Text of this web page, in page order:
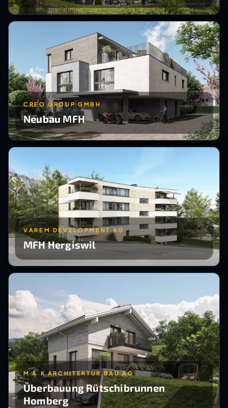
CREO GROUP GMBH
Neubau MFH
VAREM DEVELOPMENT AG
MFH Hergiswil
M & K ARCHITEKTUR BAU AG
Überbauung Rütschibrunnen
Homberg